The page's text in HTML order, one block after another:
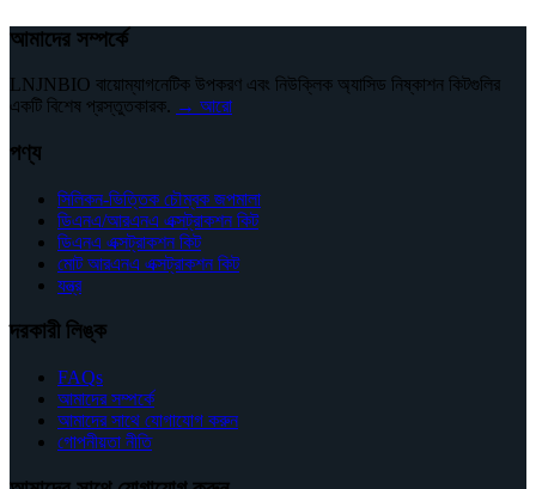
আমাদের সম্পর্কে
LNJNBIO বায়োম্যাগনেটিক উপকরণ এবং নিউক্লিক অ্যাসিড নিষ্কাশন কিটগুলির
একটি বিশেষ প্রস্তুতকারক. → আরো
পণ্য
সিলিকন-ভিত্তিক চৌম্বক জপমালা
ডিএনএ/আরএনএ এক্সট্রাকশন কিট
ডিএনএ এক্সট্রাকশন কিট
মোট আরএনএ এক্সট্রাকশন কিট
যন্ত্র
দরকারী লিঙ্ক
FAQs
আমাদের সম্পর্কে
আমাদের সাথে যোগাযোগ করুন
গোপনীয়তা নীতি